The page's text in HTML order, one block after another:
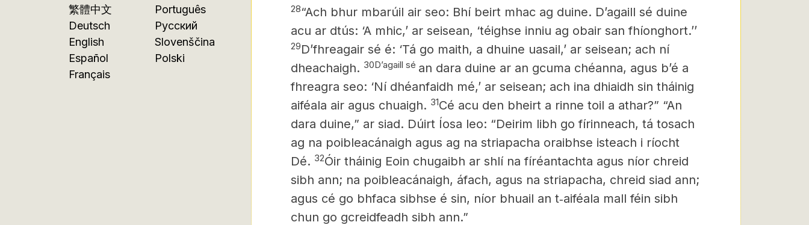
繁體中文
Deutsch
English
Español
Français
Português
Русский
Slovenščina
Polski
28“Ach bhur mbarúil air seo: Bhí beirt mhac ag duine. Dʼagaill sé duine
acu ar dtús: ‘A mhic,’ ar seisean, ‘téighse inniu ag obair san fhíonghort.’’
29Dʼfhreagair sé é: ‘Tá go maith, a dhuine uasail,’ ar seisean; ach ní
dheachaigh. 30Dʼagaill sé an dara duine ar an gcuma chéanna, agus bʼé a
fhreagra seo: ‘Ní dhéanfaidh mé,’ ar seisean; ach ina dhiaidh sin tháinig
aiféala air agus chuaigh. 31Cé acu den bheirt a rinne toil a athar?” “An
dara duine,” ar siad. Dúirt Íosa leo: “Deirim libh go fírinneach, tá tosach
ag na poibleacánaigh agus ag na striapacha oraibhse isteach i ríocht
Dé. 32Óir tháinig Eoin chugaibh ar shlí na fíréantachta agus níor chreid
sibh ann; na poibleacánaigh, áfach, agus na striapacha, chreid siad ann;
agus cé go bhfaca sibhse é sin, níor bhuail an t‑aiféala mall féin sibh
chun go gcreidfeadh sibh ann.”